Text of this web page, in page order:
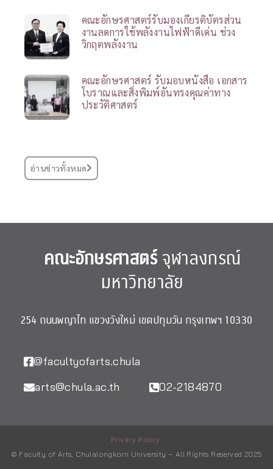
คณะอักษรศาสตร์รับมองเกียรติบัตรส่วน
งานลดการใช้พลังงานไฟฟ้าดีเด่น ช่วง
วิกฤตพลังงาน
คณะอักษรศาสตร์ รับมอบหนังสือ เอกสาร
โบราณและสิ่งพิมพ์อันทรงคุณค่าทาง
ประวัติศาสตร์
อ่านข่าวทั้งหมด
คณะอักษรศาสตร์จุฬาลงกรณ์
มหาวิทยาลัย
254 ถนนพญาไท แขวงวังใหม่ เขตปทุมวัน กรุงเทพฯ 10330
@facultyofarts.chula
arts@chula.ac.th
02-2184870
Privacy Policy
© Faculty of Arts, Chulalongkorn University – All Rights Reserved 2025